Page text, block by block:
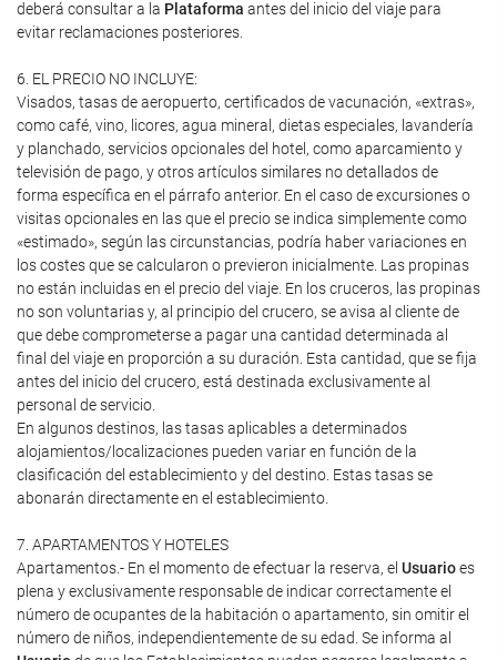
deberá consultar a la Plataforma antes del inicio del viaje para
evitar reclamaciones posteriores.
6. EL PRECIO NO INCLUYE:
Visados, tasas de aeropuerto, certificados de vacunación, «extras»,
como café, vino, licores, agua mineral, dietas especiales, lavandería
y planchado, servicios opcionales del hotel, como aparcamiento y
televisión de pago, y otros artículos similares no detallados de
forma específica en el párrafo anterior. En el caso de excursiones o
visitas opcionales en las que el precio se indica simplemente como
«estimado», según las circunstancias, podría haber variaciones en
los costes que se calcularon o previeron inicialmente. Las propinas
no están incluidas en el precio del viaje. En los cruceros, las propinas
no son voluntarias y, al principio del crucero, se avisa al cliente de
que debe comprometerse a pagar una cantidad determinada al
final del viaje en proporción a su duración. Esta cantidad, que se fija
antes del inicio del crucero, está destinada exclusivamente al
personal de servicio.
En algunos destinos, las tasas aplicables a determinados
alojamientos/localizaciones pueden variar en función de la
clasificación del establecimiento y del destino. Estas tasas se
abonarán directamente en el establecimiento.
7. APARTAMENTOS Y HOTELES
Apartamentos.- En el momento de efectuar la reserva, el Usuarioes
plena y exclusivamente responsable de indicar correctamente el
número de ocupantes de la habitación o apartamento, sin omitir el
número de niños, independientemente de su edad. Se informa al